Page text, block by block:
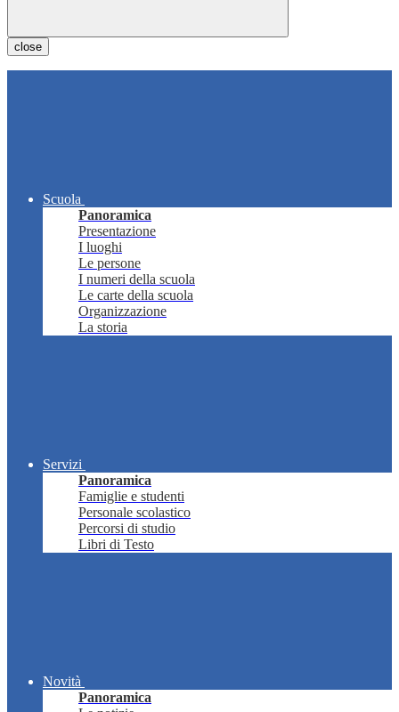
close
Scuola
Panoramica
Presentazione
I luoghi
Le persone
I numeri della scuola
Le carte della scuola
Organizzazione
La storia
Servizi
Panoramica
Famiglie e studenti
Personale scolastico
Percorsi di studio
Libri di Testo
Novità
Panoramica